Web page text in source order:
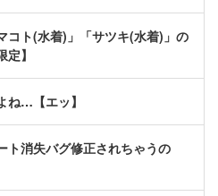
コト(水着)」「サツキ(水着)」の
】
ね…【エッ】
ト消失バグ修正されちゃうの